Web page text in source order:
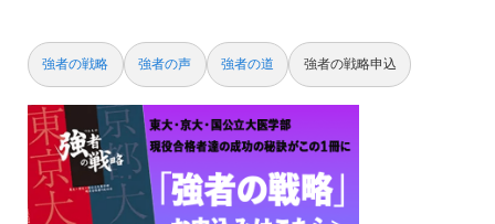
強者の戦略 強者の声 強者の道 強者の戦略申込